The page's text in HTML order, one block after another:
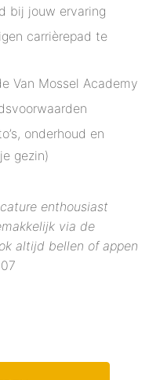
bij jouw ervaring
carrièrepad te
Van Mossel Academy
onderhoud en
gezin)
enthousiast
via de
altijd bellen of appen